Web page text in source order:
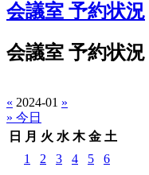
会議室 予約状況
会議室 予約状況
« 2024-01 »
» 今日
日
月 火 水 木 金 土
1
2 3 4 5
6